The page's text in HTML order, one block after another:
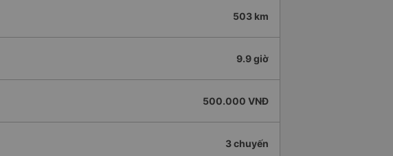
503 km
9.9 giờ
500.000 VNĐ
3 chuyến